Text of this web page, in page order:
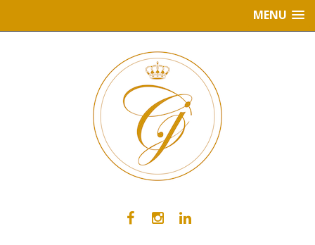
MENU